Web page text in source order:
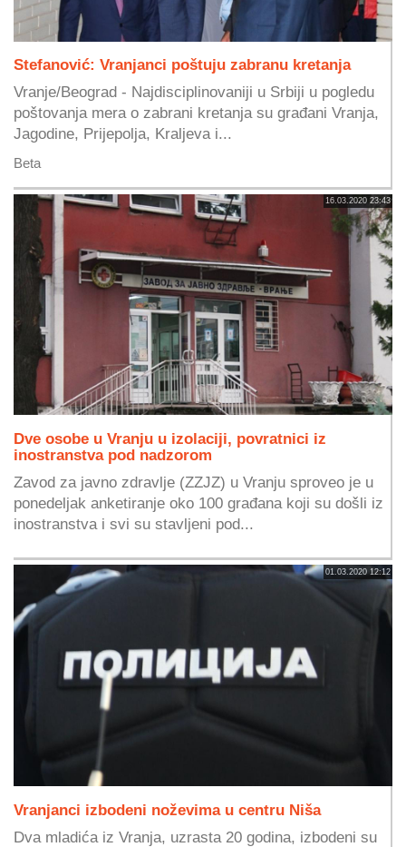
Stefanović: Vranjanci poštuju zabranu kretanja
Vranje/Beograd - Najdisciplinovaniji u Srbiji u pogledu
poštovanja mera o zabrani kretanja su građani Vranja,
Jagodine, Prijepolja, Kraljeva i...
Beta
16.03.2020 23:43
Dve osobe u Vranju u izolaciji, povratnici iz
inostranstva pod nadzorom
Zavod za javno zdravlje (ZZJZ) u Vranju sproveo je u
ponedeljak anketiranje oko 100 građana koji su došli iz
inostranstva i svi su stavljeni pod...
01.03.2020 12:12
Vranjanci izbodeni noževima u centru Niša
Dva mladića iz Vranja, uzrasta 20 godina, izbodeni su